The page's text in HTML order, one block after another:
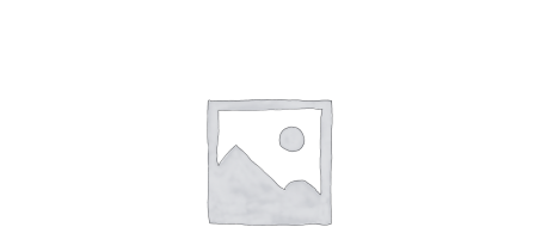
AFEGEIX A LA CISTELLA